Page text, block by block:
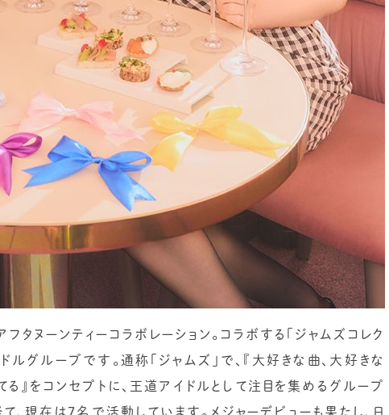
タヌーンティーコラボレーション。コラボする「ジャムズコレク
グループです。通称「ジャムズ」で、『大好きな曲、大好きな
』をコンセプトに、王道アイドルとして注目を集めるグループ
現在は7名で活動しています。メジャーデビューも果たし、日